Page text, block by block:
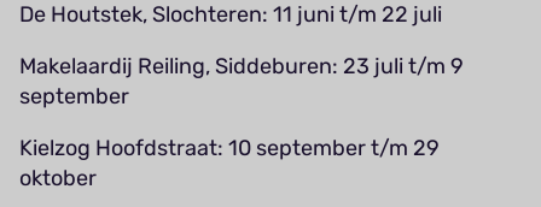
De Houtstek, Slochteren: 11 juni t/m 22 juli
Makelaardij Reiling, Siddeburen: 23 juli t/m 9
september
Kielzog Hoofdstraat: 10 september t/m 29
oktober